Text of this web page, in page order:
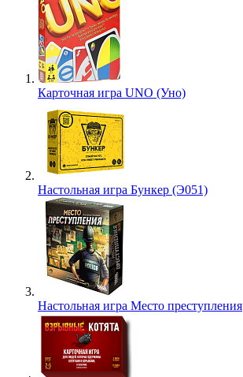
Карточная игра UNO (Уно)
Настольная игра Бункер (Э051)
Настольная игра Место преступления